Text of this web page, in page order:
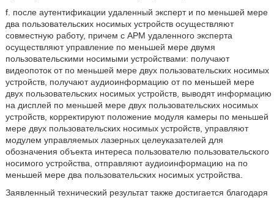
f. после аутентификации удаленный эксперт и по меньшей мере
два пользовательских носимых устройств осуществляют
совместную работу, причем с АРМ удаленного эксперта
осуществляют управление по меньшей мере двумя
пользовательскими носимыми устройствами: получают
видеопоток от по меньшей мере двух пользовательских носимых
устройств, получают аудиоинформацию от по меньшей мере
двух пользовательских носимых устройств, выводят информацию
на дисплей по меньшей мере двух пользовательских носимых
устройств, корректируют положение модуля камеры по меньшей
мере двух пользовательских носимых устройств, управляют
модулем управляемых лазерных целеуказателей для
обозначения объекта интереса пользователю пользовательского
носимого устройства, отправляют аудиоинформацию на по
меньшей мере два пользовательских носимых устройства.
Заявленный технический результат также достигается благодаря